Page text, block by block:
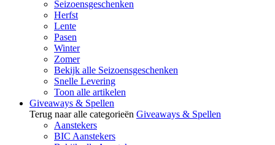
Seizoensgeschenken
Herfst
Lente
Pasen
Winter
Zomer
Bekijk alle Seizoensgeschenken
Snelle Levering
Toon alle artikelen
Giveaways & Spellen
Terug naar alle categorieën Giveaways & Spellen
Aanstekers
BIC Aanstekers